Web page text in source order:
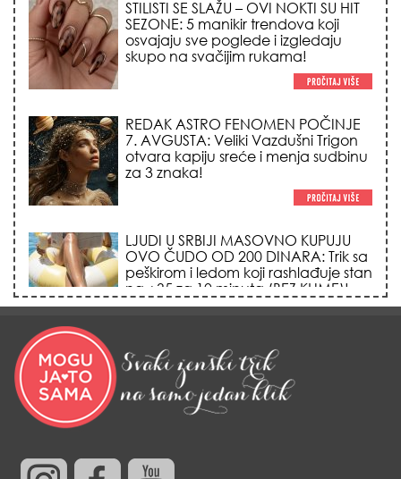
STILISTI SE SLAŽU – OVI NOKTI SU HIT
SEZONE: 5 manikir trendova koji
osvajaju sve poglede i izgledaju
skupo na svačijim rukama!
REDAK ASTRO FENOMEN POČINJE
7. AVGUSTA: Veliki Vazdušni Trigon
otvara kapiju sreće i menja sudbinu
za 3 znaka!
LJUDI U SRBIJI MASOVNO KUPUJU
OVO ČUDO OD 200 DINARA: Trik sa
peškirom i ledom koji rashlađuje stan
na +35 za 10 minuta (BEZ KLIME)!
DATUMI KOJI MENJAJU SUDBINU:
Ošišajte se OVIH dana u mesecu
ako želite da vam kosa raste kao iz
vode i privučete novu ljubav!
TRIK SA CRVENIM NOVČANIKOM I